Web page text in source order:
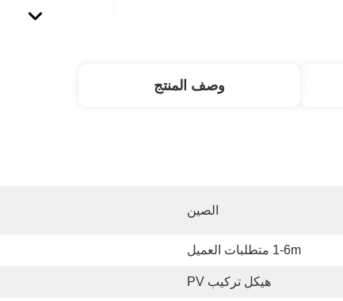
وصف المنتج
الصين
1-6m متطلبات العميل
هيكل تركيب PV